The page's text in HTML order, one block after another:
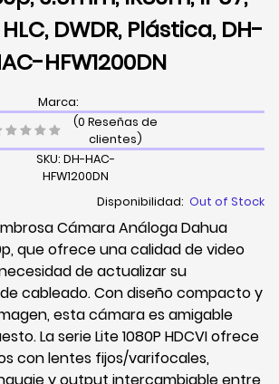
HLC, DWDR, Plástica, DH-
HFW1200DN
Marca:
(0 Reseñas de
clientes)
SKU: DH-HAC-
HFW1200DN
Disponibilidad: Out of Stock
Cámara Análoga Dahua
que ofrece una calidad de video
de actualizar su
cableado. Con diseño compacto y
esta cámara es amigable
La serie Lite 1080P HDCVI ofrece
con lentes fijos/varifocales,